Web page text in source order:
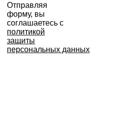
Отправляя
форму, вы
соглашаетесь с
политикой
защиты
персональных данных